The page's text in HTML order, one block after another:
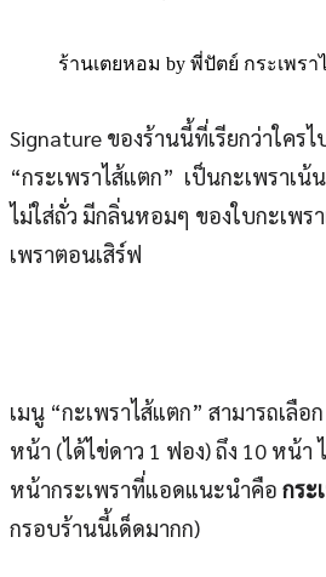
ร้านเตยหอม by พี่ปัตย์ กระเพรา
Signature ของร้านนี้ที่เรียกว่าใคร
“กระเพราไส้แตก” เป็นกะเพราเ
ไม่ใส่ถั่ว มีกลิ่นหอมๆ ของใบกะเพร
เพราตอนเสิร์ฟ
เมนู “กะเพราไส้แตก” สามารถเลื
หน้า (ได้ไข่ดาว 1 ฟอง) ถึง 10 หน้า
หน้ากระเพราที่แอดแนะนำคือ กระ
กรอบร้านนี้เด็ดมากก)